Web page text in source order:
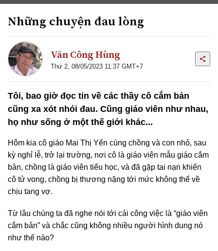
Những chuyện đau lòng
Văn Công Hùng
Thứ 2, 08/05/2023 11:37 GMT+7
Tôi, bao giờ đọc tin về các thầy cô cắm bản
cũng xa xót nhói đau. Cũng giáo viên như nhau,
họ như sống ở một thế giới khác...
Hôm kia cô giáo Mai Thị Yến cùng chồng và con nhỏ, sau
kỳ nghỉ lễ, trở lại trường, nơi cô là giáo viên mẫu giáo cắm
bản, chồng là giáo viên tiểu học, và đã gặp tai nạn khiến
cô tử vong, chồng bị thương nặng tới mức không thể về
chịu tang vợ.
Từ lâu chúng ta đã nghe nói tới cái công việc là “giáo viên
cắm bản” và chắc cũng không nhiều người hình dung nó
như thế nào?